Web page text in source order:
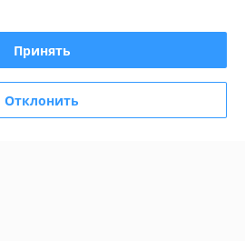
Deal.by
Принять
Отклонить